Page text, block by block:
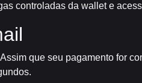
controladas da wallet e
que seu pagamento for